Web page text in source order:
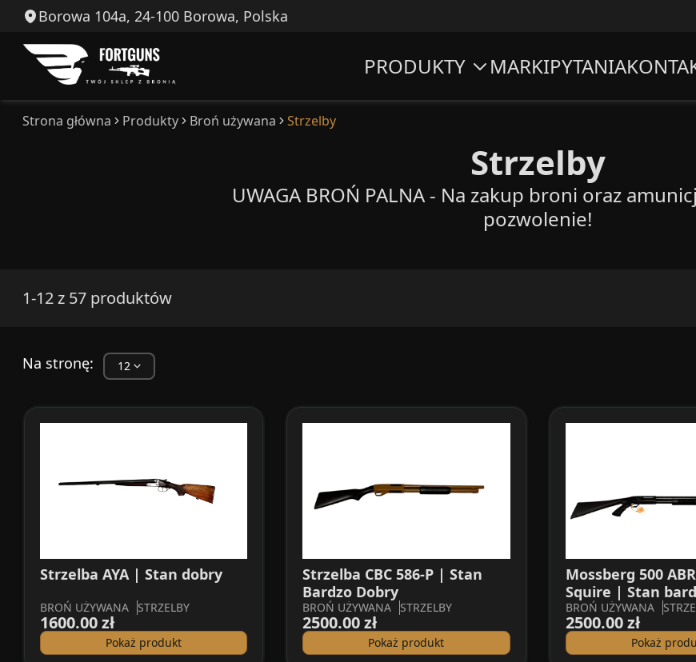
Borowa 104a, 24-100 Borowa, Polska
PRODUKTY MARKIPYTANIA
Strona główna Produkty Broń używana Strzelby
Strzelby
UWAGA BROŃ PALNA - Na zakup broni oraz
pozwolenie!
1-12 z 57 produktów
Na stronę:
Strzelba AYA | Stan dobry
BROŃ UŻYWANA STRZELBY
1600.00 zł
Pokaż produkt
Strzelba CBC 586-P | Stan
Bardzo Dobry
BROŃ UŻYWANA STRZELBY
2500.00 zł
Pokaż produkt
Mossberg 500
Squire | Stan
BROŃ UŻYWANA
2500.00 zł
Pokaż